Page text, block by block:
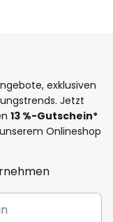
exklusiven
Jetzt
13 %-Gutschein*
Onlineshop